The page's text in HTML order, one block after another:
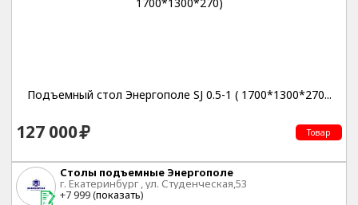
Подъемный стол Энергополе SJ 0.5-1 ( 1700*1300*270...
127 000 Товар
Столы подъемные Энергополе
г. Екатеринбург , ул. Студенческая,53
+7 999 (показать)